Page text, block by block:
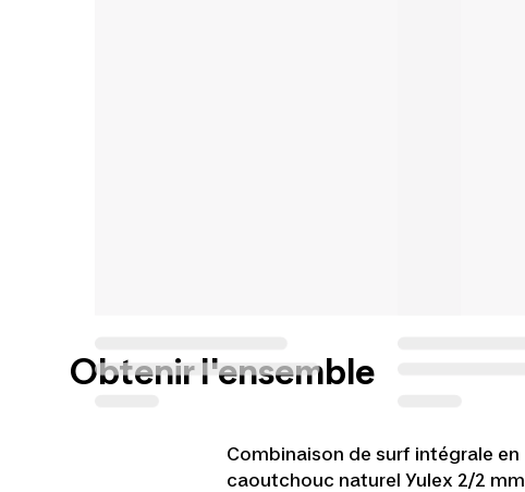
Obtenir l'ensemble
Combinaison de surf intégrale en
caoutchouc naturel Yulex 2/2 mm